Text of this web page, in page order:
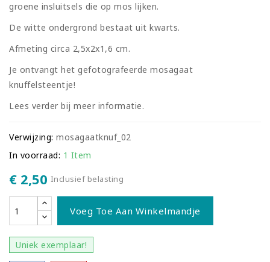
groene insluitsels die op mos lijken.
De witte ondergrond bestaat uit kwarts.
Afmeting circa 2,5x2x1,6 cm.
Je ontvangt het gefotografeerde mosagaat
knuffelsteentje!
Lees verder bij meer informatie.
Verwijzing: mosagaatknuf_02
In voorraad: 1 Item
€ 2,50 Inclusief belasting
Voeg Toe Aan Winkelmandje
Uniek exemplaar!